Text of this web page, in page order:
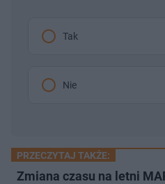
Tak
Nie
PRZECZYTAJ TAKŻE:
Zmiana czasu na letni